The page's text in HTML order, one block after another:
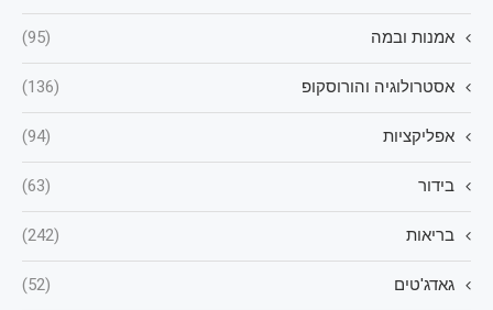
אמנות ובמה (95)
אסטרולוגיה והורוסקופ (136)
אפליקציות (94)
בידור (63)
בריאות (242)
גאדג'טים (52)